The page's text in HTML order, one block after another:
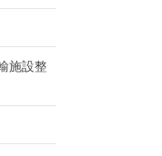
施設整